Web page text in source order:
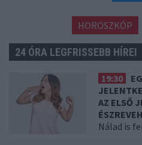
HOROSZKÓP
24 ÓRA LEGFRISSEBB HÍREI
19:30
AZ ELSŐ
Nálad is